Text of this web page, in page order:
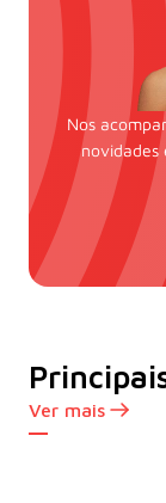
Nos
novidades
Ver mais